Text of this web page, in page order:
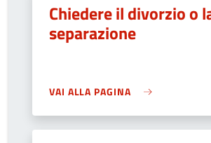
Chiedere il divorzio o
separazione
VAI ALLA PAGINA